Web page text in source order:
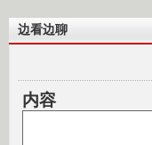
边看边聊
内容